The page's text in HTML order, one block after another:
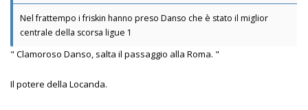
Nel frattempo i friskin hanno preso Danso che è stato il miglior
centrale della scorsa ligue 1
" Clamoroso Danso, salta il passaggio alla Roma. "
Il potere della Locanda.